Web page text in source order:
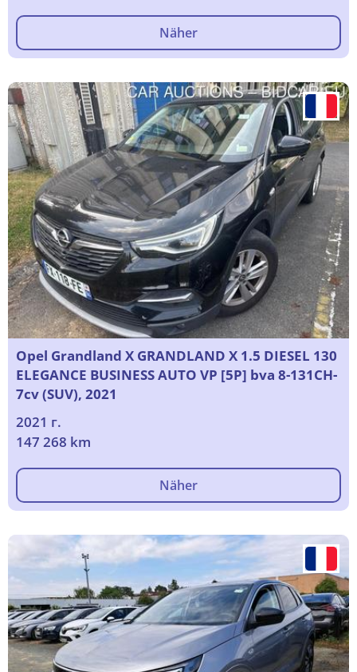
Näher
Opel Grandland X GRANDLAND X 1.5 DIESEL 130
ELEGANCE BUSINESS AUTO VP [5P] bva 8-131CH-
7cv (SUV), 2021
2021 г.
147 268 km
Näher